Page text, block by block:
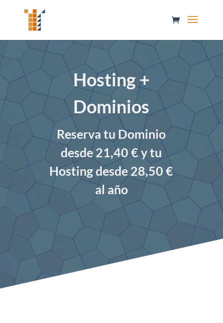
Hosting +
Dominios
Reserva tu Dominio
desde 21,40 € y tu
Hosting desde 28,50 €
al año